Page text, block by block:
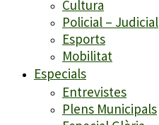
Cultura
Policial – Judicial
Esports
Mobilitat
Especials
Entrevistes
Plens Municipals